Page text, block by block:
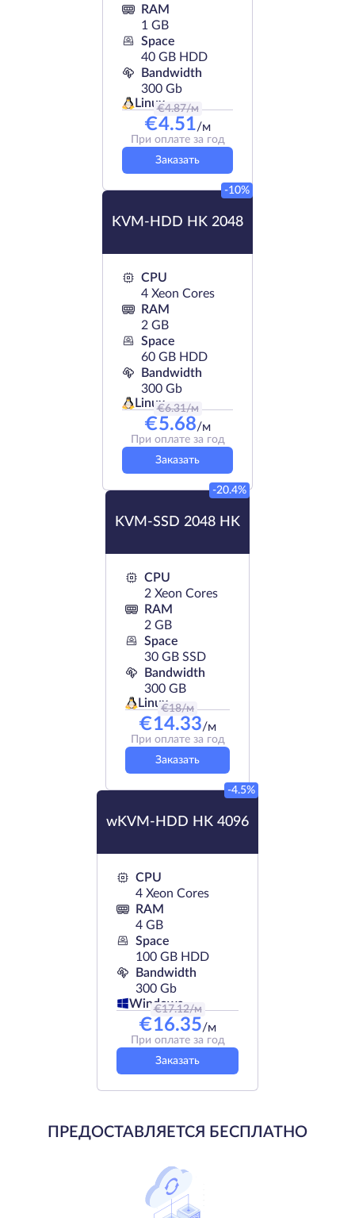
RAM
1 GB
Space
40 GB HDD
Bandwidth
300 Gb
Linux
€4.87/м
€4.51/м
При оплате за год
Заказать
KVM-HDD HK 2048
-10%
CPU
4 Xeon Cores
RAM
2 GB
Space
60 GB HDD
Bandwidth
300 Gb
Linux
€6.31/м
€5.68/м
При оплате за год
Заказать
KVM-SSD 2048 HK
-20.4%
CPU
2 Xeon Cores
RAM
2 GB
Space
30 GB SSD
Bandwidth
300 GB
Linux
€18/м
€14.33/м
При оплате за год
Заказать
wKVM-HDD HK 4096
-4.5%
CPU
4 Xeon Cores
RAM
4 GB
Space
100 GB HDD
Bandwidth
300 Gb
Windows
€17.12/м
€16.35/м
При оплате за год
Заказать
ПРЕДОСТАВЛЯЕТСЯ БЕСПЛАТНО